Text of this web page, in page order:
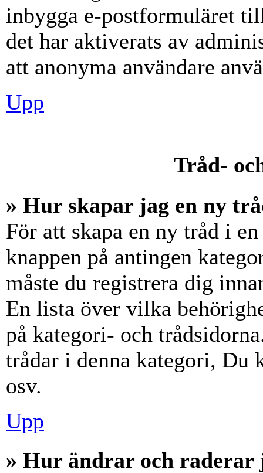
inbygga e-postformuläret
det har aktiverats av
att anonyma användare
Upp
Tråd-
» Hur skapar jag en ny
För att skapa en ny tråd i
knappen på antingen
måste du registrera dig
En lista över vilka
på kategori- och
trådar i denna kategori, Du
osv.
Upp
» Hur ändrar och raderar